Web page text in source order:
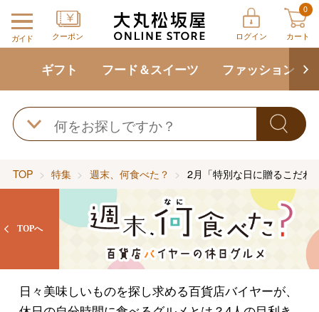
ガイド クーポン ログイン
0
カート
ギフト フード＆スイーツ ファッション
TOP 特集 週末、何食べた？ 2月「特別な日に贈るこだ
TOPへ
日々美味しいものを探し求める百貨店バイヤーが、